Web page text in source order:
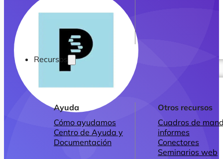
Recursos
Ayuda
Cómo ayudamos
Centro de Ayuda y
Documentación
Otros recursos
Cuadros de
informes
Conectores
Seminarios web